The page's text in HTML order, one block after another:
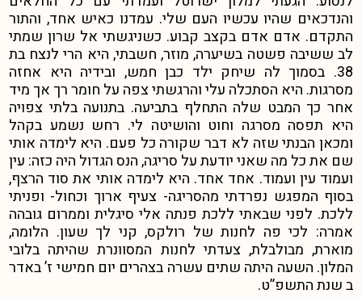
והנדכאים שהיו עכשיו העם שלי. עמדנו כאיש אחד, והתור
התקדם. אדם אדם בקצב קבוע. כשניגשתי אל שרון שמתי
לב ששיבה פשטה בשיערה, מוזר, חשבתי, היא הרי לנצח בת
38. בסמוך לה שיחק ילד כבן חמש, ובידיה היא אחזה
מסרגות. היא הסתכלה עלי והרגשתי צפה על חומר רך אך מיד
אחר כך המבט שלה התחלף בתביעה. בתנועה בלתי צפויה
היא תפסה מסרגה וחוט והושיטה לי. רחש נשמע בקהל
ומכאן הבנתי שזה לא דבר שקורה כל פעם. היא לימדה אותי
שם את כל מה שאני יודעת על סריגה, הנס הגדול היה כזה: עין
ועמוד עין ועמוד. אחד אחד. היא לימדה אותי את סוד הרצף,
בסוף המפגש נפרדתי מהסריגה- צעיף ארוך וכחול- ופניתי
ללכת. לפני שבאתי ללכת פנתה אלי סיגלית וממרום גובהה
אמרה: לכי פה לחנות של רולקס, קני לך שעון. הלומה,
מוארת, מבולבלת, צעדתי לחנות המסוונרת שהיתה בלובי
המלון. השעה היתה שתים עשרה בצהרים יום חמישי ז’ באדר
ב שנת התשפ”ט.